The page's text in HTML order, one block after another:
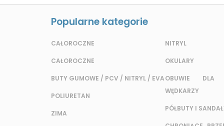
Popularne kategorie
CAŁOROCZNE
CAŁOROCZNE
BUTY GUMOWE / PCV / NITRYL / EVA
POLIURETAN
ZIMA
NITRYL
OKULARY
OBUWIE DLA
WĘDKARZY
PÓŁBUTY I